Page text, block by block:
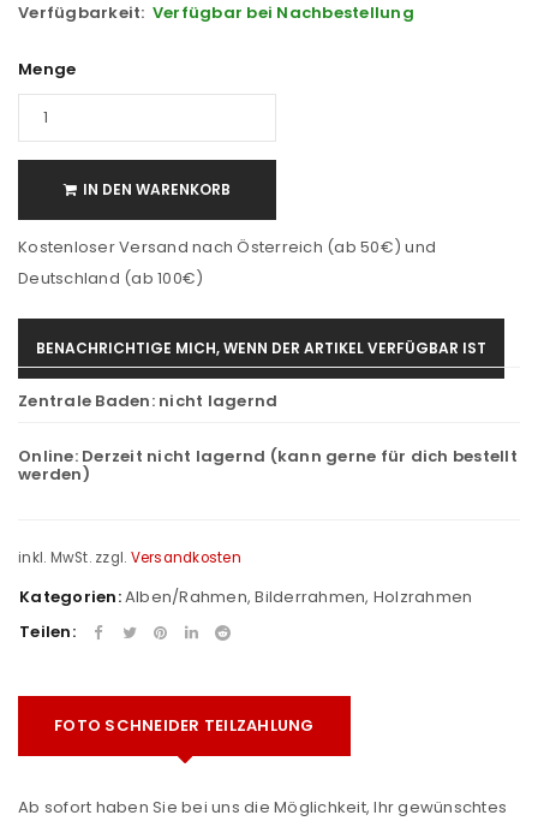
Verfügbarkeit: Verfügbar bei Nachbestellung
Menge
IN DEN WARENKORB
Kostenloser Versand nach Österreich (ab 50€) und
Deutschland (ab 100€)
BENACHRICHTIGE MICH, WENN DER ARTIKEL VERFÜGBAR IST
Zentrale Baden: nicht lagernd
Online: Derzeit nicht lagernd (kann gerne für dich bestellt
werden)
inkl. MwSt. zzgl. Versandkosten
Kategorien:Alben/Rahmen,Bilderrahmen, Holzrahmen
Teilen:
FOTO SCHNEIDER TEILZAHLUNG
Ab sofort haben Sie bei uns die Möglichkeit, Ihr gewünschtes